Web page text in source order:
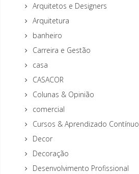
Arquitetos e Designers
Arquitetura
banheiro
Carreira e Gestão
casa
CASACOR
Colunas & Opinião
comercial
Cursos & Aprendizado Contínuo
Decor
Decoração
Desenvolvimento Profissional